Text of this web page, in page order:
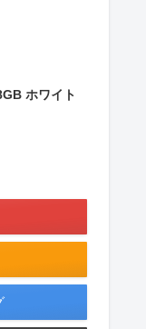
ホワイト